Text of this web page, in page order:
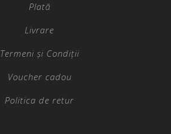
Plată
Livrare
Termeni și Condiții
Voucher cadou
Politica de retur